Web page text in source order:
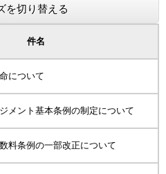
を切り替える
件名
について
メント基本条例の制定について
料条例の一部改正について